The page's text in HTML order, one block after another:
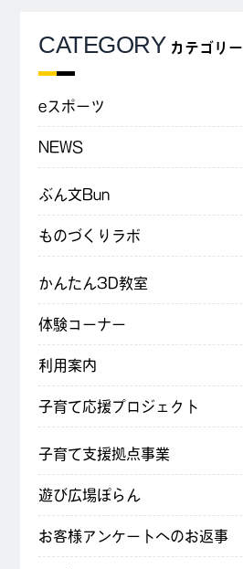
CATEGORY カテゴリー
eスポーツ
NEWS
ぶん文Bun
ものづくりラボ
かんたん3D教室
体験コーナー
利用案内
子育て応援プロジェクト
子育て支援拠点事業
遊び広場ぽらん
お客様アンケートへのお返事